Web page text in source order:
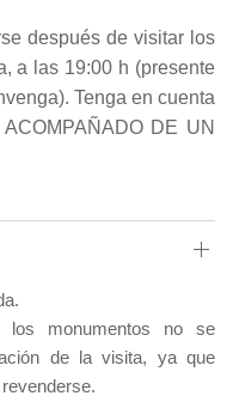
después de visitar los
a las 19:00 h (presente
Tenga en cuenta
DE UN
monumentos no se
de la visita, ya que